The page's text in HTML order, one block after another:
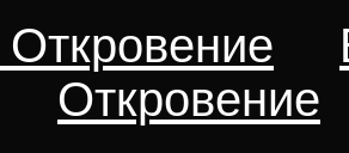
Откровение